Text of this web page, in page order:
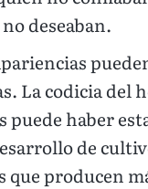
deseaban.
La codicia del
puede haber
de
que producen